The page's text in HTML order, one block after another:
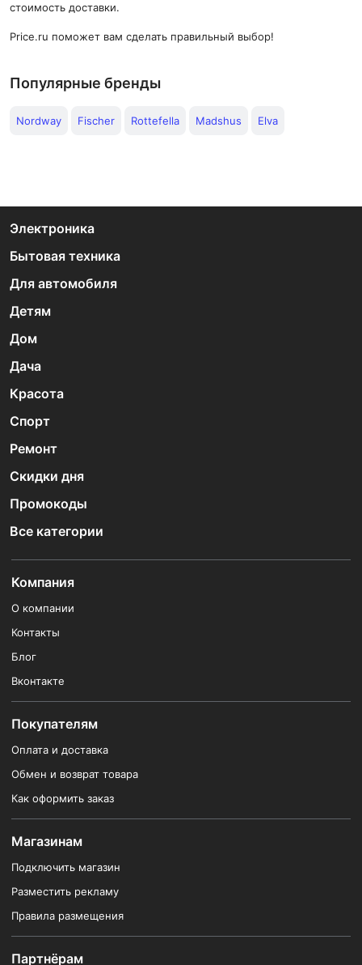
стоимость доставки.
Price.ru поможет вам сделать правильный выбор!
Популярные бренды
Nordway Fischer Rottefella Madshus Elva
Электроника
Бытовая техника
Для автомобиля
Детям
Дом
Дача
Красота
Спорт
Ремонт
Скидки дня
Промокоды
Все категории
Компания
О компании
Контакты
Блог
Вконтакте
Покупателям
Оплата и доставка
Обмен и возврат товара
Как оформить заказ
Магазинам
Подключить магазин
Разместить рекламу
Правила размещения
Партнёрам